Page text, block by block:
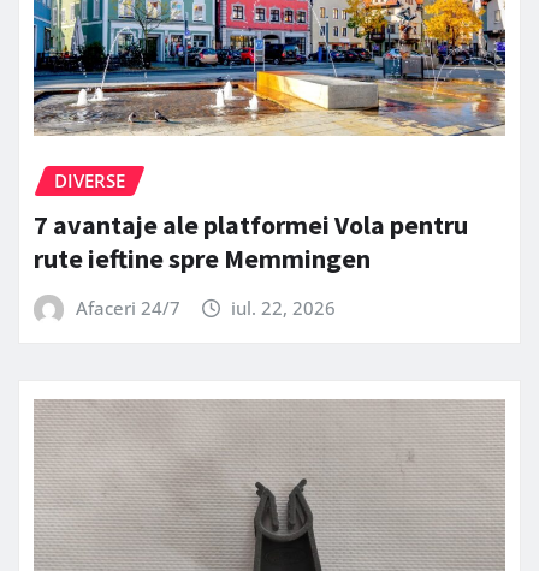
DIVERSE
7 avantaje ale platformei Vola pentru
rute ieftine spre Memmingen
Afaceri 24/7 iul. 22, 2026